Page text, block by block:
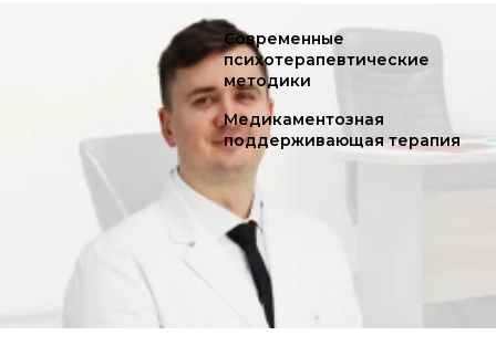
Современные
психотерапевтические
методики
Медикаментозная
поддерживающая терапия